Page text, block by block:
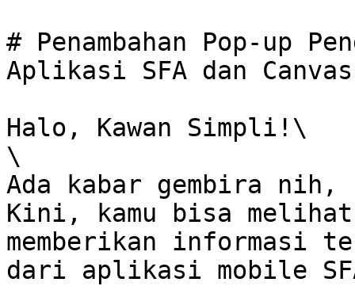
# Penambahan Pop-up
Aplikasi SFA dan
Halo, Kawan Simpli!\
\
Ada kabar gembira nih,
Kini, kamu bisa melihat
memberikan informasi
dari aplikasi mobile